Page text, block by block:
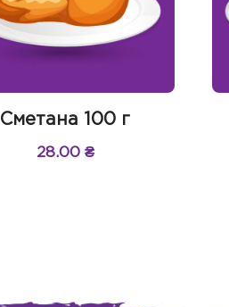
Сметана 100 г
28.00 ₴